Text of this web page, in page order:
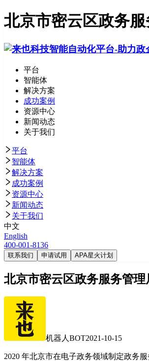
北京市密云区政务
平台
智能体
解决方案
成功案例
资源中心
新闻动态
关于我们
平台
智能体
解决方案
成功案例
资源中心
新闻动态
关于我们
中文
English
400-001-8136
联系我们 申请试用 APA星火计划
北京市密云区政务服务管
机器人BOT2021-10-15
2020 年北京市在电子政务领域制定政务